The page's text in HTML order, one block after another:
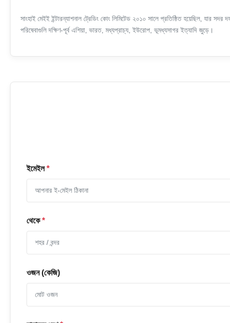
সাংহাই মেইই ইন্টারন্যাশনাল ট্রেডিং কোং লিমিটেড ২০১০ সালে প্রতিষ্ঠিত হয়েছিল, যার
পরিষেবাগুলি দক্ষিণ-পূর্ব এশিয়া, ভারত, মধ্যপ্রাচ্য, ইউরোপ, ভূমধ্যসাগর ইত্যাদি জুড়ে।
ইমেইল *
থেকে *
ওজন (কেজি)